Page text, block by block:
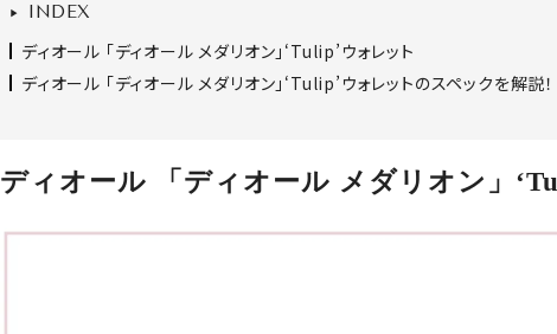
INDEX
ディオール 「ディオール メダリオン」‘Tulip’ウォレット
ディオール 「ディオール メダリオン」‘Tulip’ウォレットのスペックを解説！
ディオール 「ディオール メダリオン」